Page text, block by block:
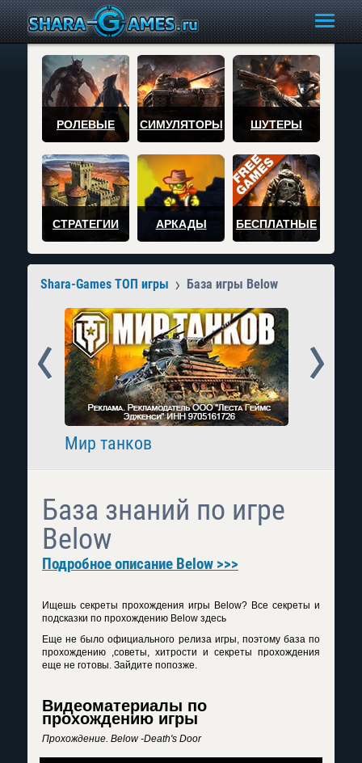
РОЛЕВЫЕ СИМУЛЯТОРЫ ШУТЕРЫ
СТРАТЕГИИ АРКАДЫ БЕСПЛАТНЫЕ
Shara-Games ТОП игры База игры Below
Мир танков
Prev
База знаний по игре
Below
Подробное описание Below >>>
Ищешь секреты прохождения игры Below? Все секреты и
подсказки по прохождению Below здесь
Еще не было официального релиза игры, поэтому база по
прохождению ,советы, хитрости и секреты прохождения
еще не готовы. Зайдите попозже.
Видеоматериалы по
прохождению игры
Прохождение. Below -Death's Door